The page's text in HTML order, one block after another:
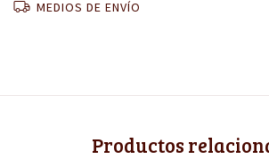
MEDIOS DE ENVÍO
Productos